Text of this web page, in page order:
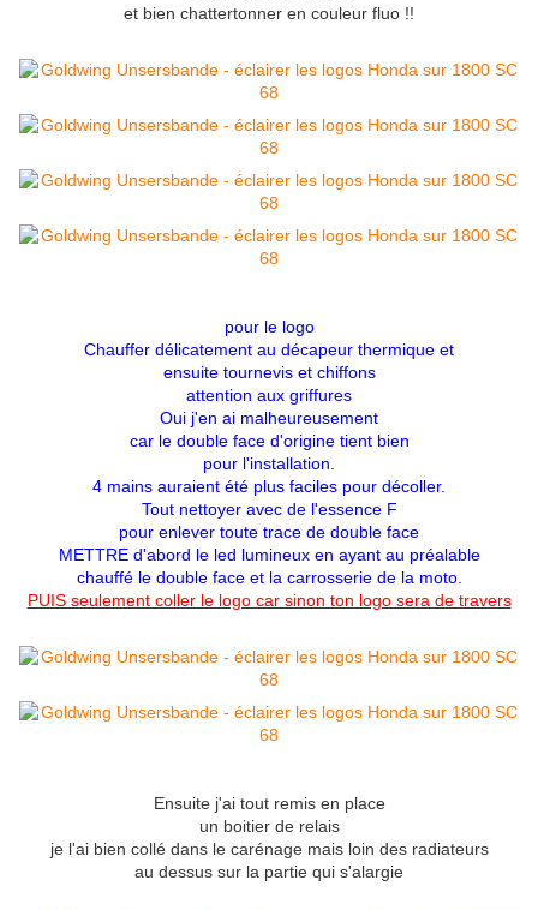
et bien chattertonner en couleur fluo !!
pour le logo
Chauffer délicatement au décapeur thermique et
ensuite tournevis et chiffons
attention aux griffures
Oui j'en ai malheureusement
car le double face d'origine tient bien
pour l'installation.
4 mains auraient été plus faciles pour décoller.
Tout nettoyer avec de l'essence F
pour enlever toute trace de double face
METTRE d'abord le led lumineux en ayant au préalable
chauffé le double face et la carrosserie de la moto.
PUIS seulement coller le logo car sinon ton logo sera de travers
Ensuite j'ai tout remis en place
un boitier de relais
je l'ai bien collé dans le carénage mais loin des radiateurs
au dessus sur la partie qui s'alargie